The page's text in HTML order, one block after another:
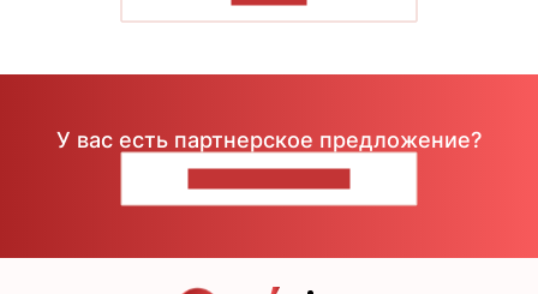
У вас есть партнерское предложение?